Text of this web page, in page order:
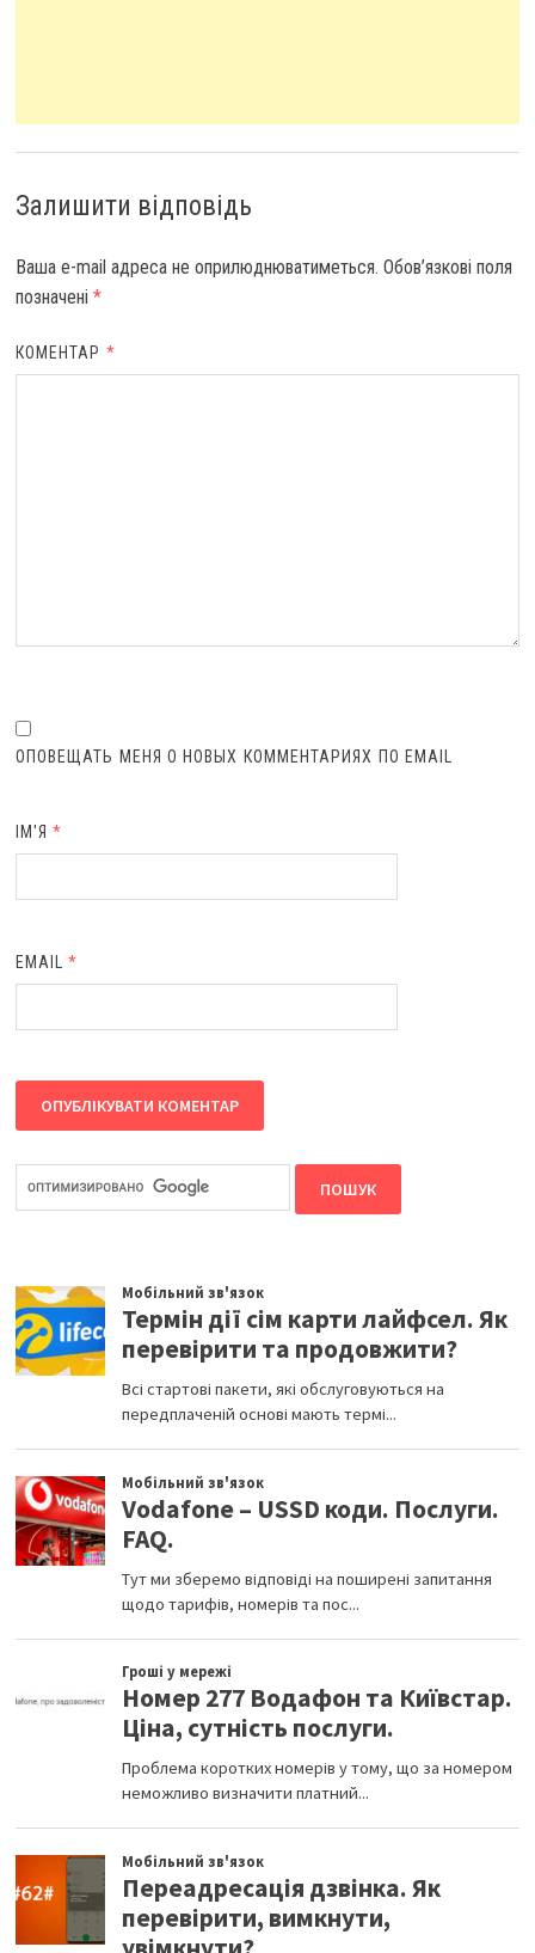
Залишити відповідь
Ваша e-mail адреса не оприлюднюватиметься. Обов’язкові поля
позначені *
КОМЕНТАР *
ОПОВЕЩАТЬ МЕНЯ О НОВЫХ КОММЕНТАРИЯХ ПО EMAIL
ІМ'Я*
EMAIL*